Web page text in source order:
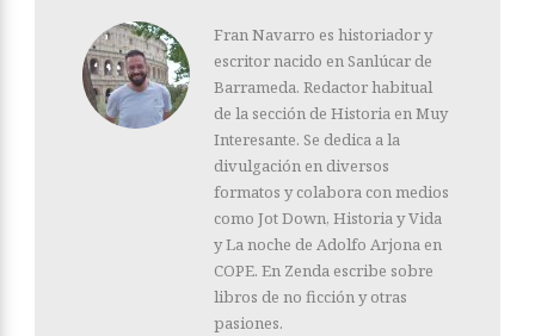
Fran Navarro es historiador y
escritor nacido en Sanlúcar de
Barrameda. Redactor habitual
de la sección de Historia en Muy
Interesante. Se dedica a la
divulgación en diversos
formatos y colabora con medios
como Jot Down, Historia y Vida
y La noche de Adolfo Arjona en
COPE. En Zenda escribe sobre
libros de no ficción y otras
pasiones.